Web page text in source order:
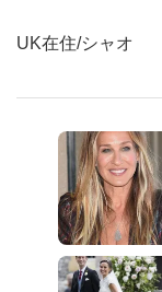
UK在住/シャオ